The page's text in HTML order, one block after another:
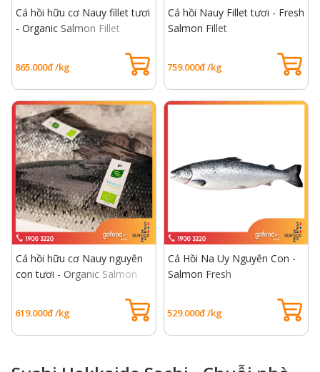
Cá hồi hữu cơ Nauy fillet tươi
- Organic Salmon Fillet
865.000đ /kg
Cá hồi Nauy Fillet tươi - Fresh
Salmon Fillet
759.000đ /kg
Cá hồi hữu cơ Nauy nguyên
con tươi - Organic Salmon
619.000đ /kg
Cá Hồi Na Uy Nguyên Con -
Salmon Fresh
529.000đ /kg